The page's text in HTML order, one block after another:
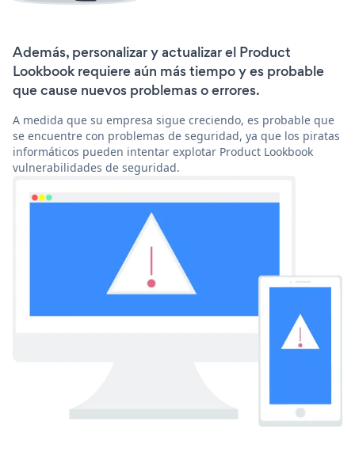
Además, personalizar y actualizar el Product
Lookbook requiere aún más tiempo y es probable
que cause nuevos problemas o errores.
A medida que su empresa sigue creciendo, es probable que
se encuentre con problemas de seguridad, ya que los piratas
informáticos pueden intentar explotar Product Lookbook
vulnerabilidades de seguridad.